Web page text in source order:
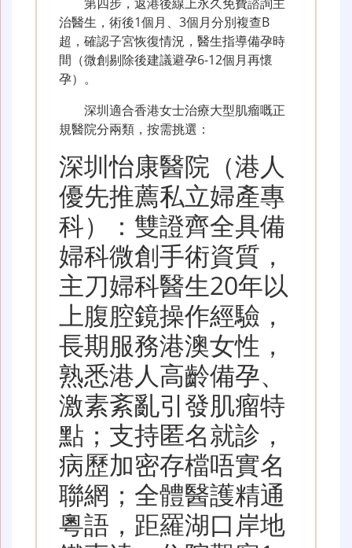
治醫生，術後1個月、3個月分別複查B
超，確認子宮恢復情況，醫生指導備孕時
間（微創剔除後建議避孕6-12個月再懷
孕）。
深圳適合香港女士治療大型肌瘤嘅正
規醫院分兩類，按需挑選：
深圳怡康醫院（港人
優先推薦私立婦產專
科）：雙證齊全具備
婦科微創手術資質，
主刀婦科醫生20年以
上腹腔鏡操作經驗，
長期服務港澳女性，
熟悉港人高齡備孕、
激素紊亂引發肌瘤特
點；支持匿名就診，
病歷加密存檔唔實名
聯網；全體醫護精通
粵語，距羅湖口岸地